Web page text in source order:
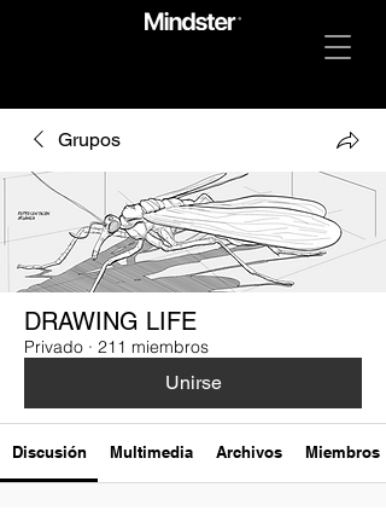
Grupos
DRAWING LIFE
Privado · 211 miembros
Unirse
Discusión Multimedia Archivos Miembros